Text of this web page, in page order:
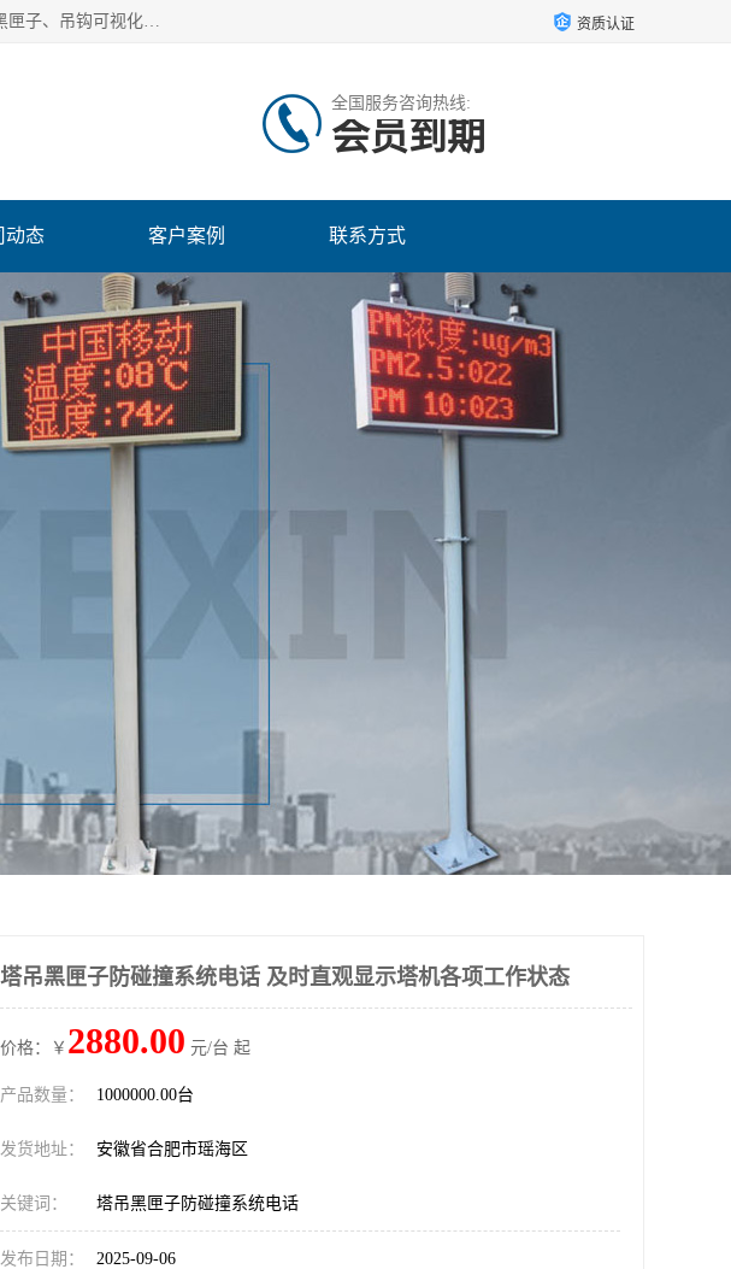
安徽赛芙智能科技有限公司是一家主营智慧化工地解决方案的企业，主营产品有：塔机安全监测系统、塔吊黑匣子、吊钩可视化、吊钩可视化系统、塔机安全监控系统、塔机黑匣子等。创建至今始终关注用户需求，为用户提供有的产品和服务。 资质认证
全国服务咨询热线:
会员到期
动态 客户案例 联系方式
塔吊黑匣子防碰撞系统电话 及时直观显示塔机各项工作状态
价格：￥ 2880.00 元/台 起
产品数量： 1000000.00台
发货地址： 安徽省合肥市瑶海区
关键词： 塔吊黑匣子防碰撞系统电话
发布日期： 2025-09-06